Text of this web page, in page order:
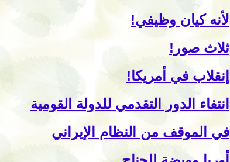
لأنه كيان وظيفي!
ثلاث صور!
إنقلاب في أمريكا!
انتفاء الدور التقدمي للدولة القومية
في الموقف من النظام الإيراني